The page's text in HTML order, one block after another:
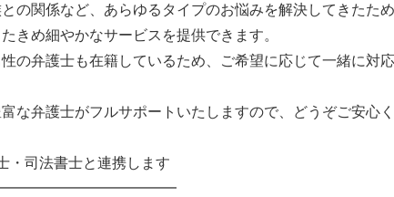
の関係など、あらゆるタイプのお悩みを解決してきたた
きめ細やかなサービスを提供できます。
の弁護士も在籍しているため、ご希望に応じて一緒に対
な弁護士がフルサポートいたしますので、どうぞご安心く
・司法書士と連携します